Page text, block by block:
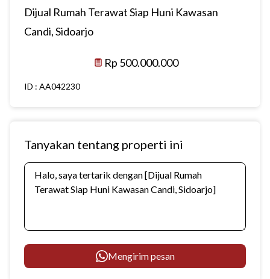
Dijual Rumah Terawat Siap Huni Kawasan
Candi, Sidoarjo
Rp 500.000.000
ID : AA042230
Tanyakan tentang properti ini
Mengirim pesan